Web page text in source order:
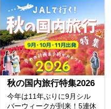
秋の国内旅行特集2026
今年は11年ぶりに9月シル
バーウィークが到来！5連休